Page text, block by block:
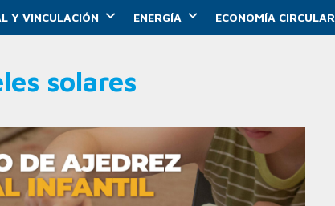
Y VINCULACIÓN ENERGÍA ECONOMÍA CIRCULAR
solares